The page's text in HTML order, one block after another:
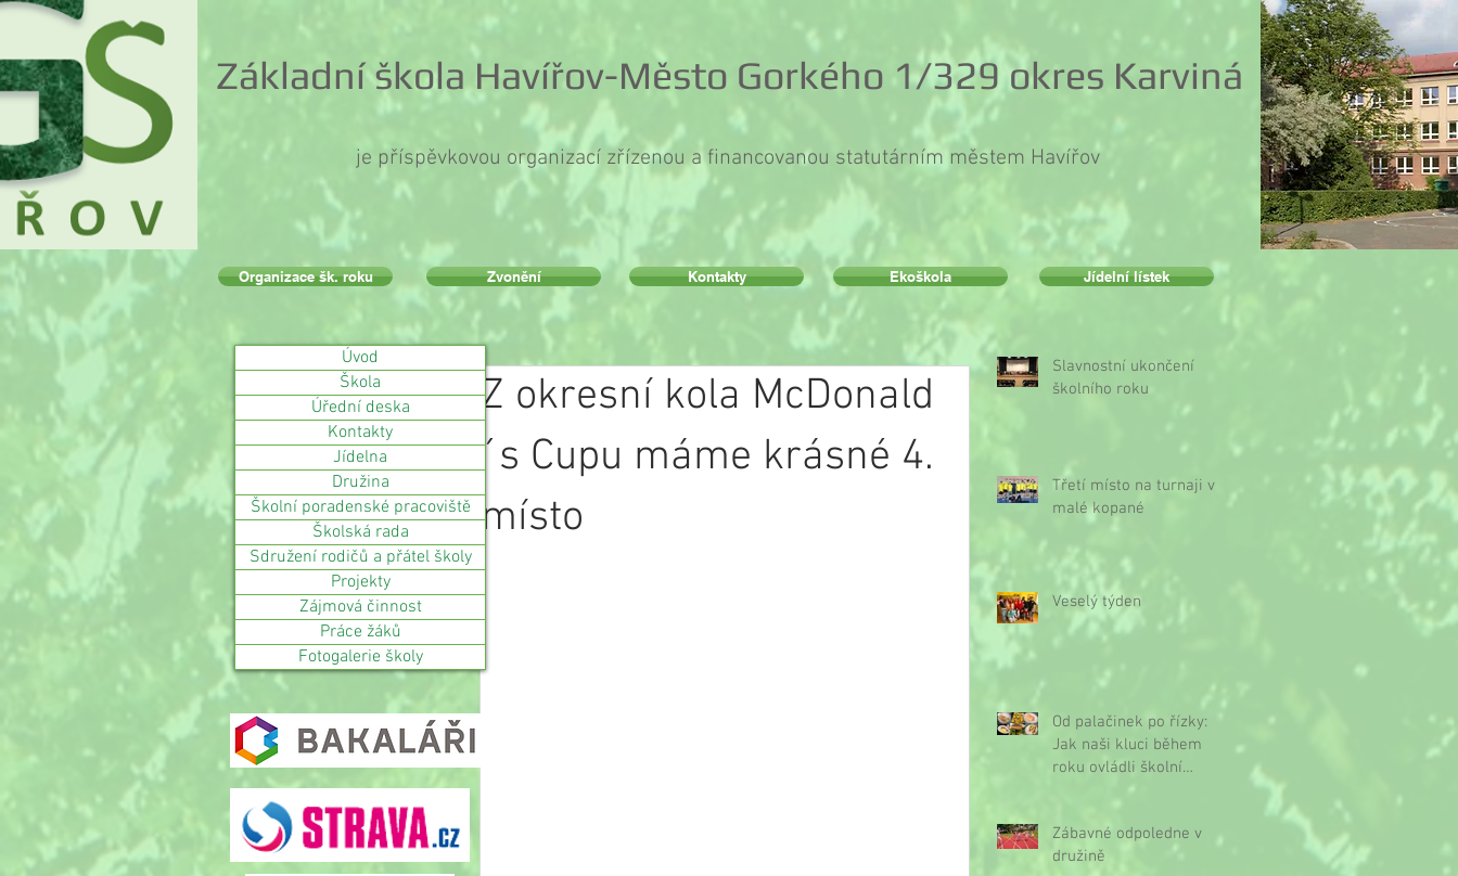
Základní škola Havířov-Město Gorkého 1/329 okres Karviná
je příspěvkovou organizací zřízenou a financovanou statutárním městem Havířov
Z okresní kola McDonald
´s Cupu máme krásné 4.
místo
Slavnostní ukončení
školního roku
Třetí místo na turnaji v
malé kopané
Veselý týden
Od palačinek po řízky:
Jak naši kluci během
roku ovládli školní
Zábavné odpoledne v
družině
Organizace šk. roku Zvonění Kontakty Ekoškola Jídelní lístek
Úvod
Škola
Úřední deska
Kontakty
Jídelna
Družina
Školní poradenské pracoviště
Školská rada
Sdružení rodičů a přátel školy
Projekty
Zájmová činnost
Práce žáků
Fotogalerie školy